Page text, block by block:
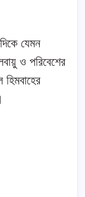
যেমন
ও পরিবেশের